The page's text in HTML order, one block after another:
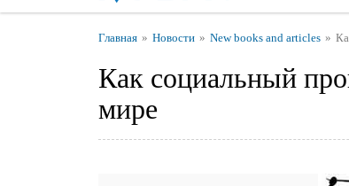
Вы здесь
Главная Новости New books and articles
Как социальный
мире